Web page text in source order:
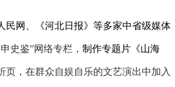
民网、《河北日报》等多家中省级媒体
史鉴”网络专栏， 制作专题片《山海
页，在群众自娱自乐的文艺演出中加入